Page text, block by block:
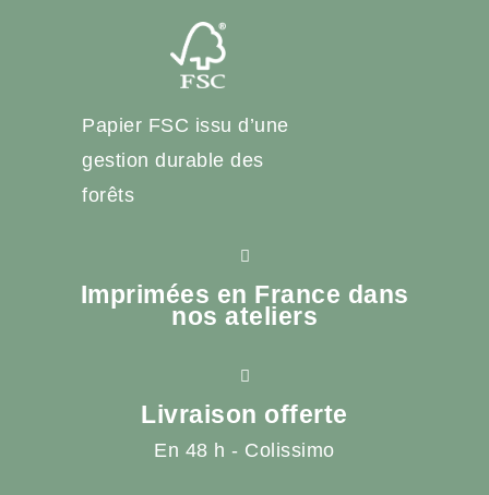
Papier FSC issu d’une
gestion durable des
forêts
Imprimées en France dans
nos ateliers
Livraison offerte
En 48 h - Colissimo